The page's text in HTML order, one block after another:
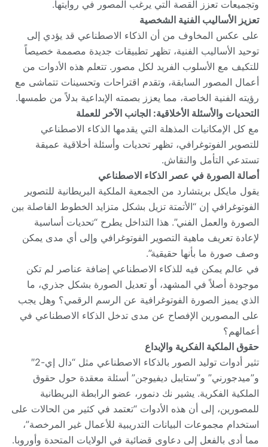
وتجميعات تعزز القصة التي يرغب المصور في روايتها.
تعزيز الأساليب الفنية الشخصية
على عكس المخاوف من أن الذكاء الاصطناعي قد يؤدي إلى
توحيد الأساليب الفنية، تظهر تطبيقات جديدة مصممة خصيصاً
للتكيف مع الأسلوب الفريد لكل مصور. تتعلم هذه الأدوات من
أعمال المصور السابقة، وتقدم اقتراحات وتحسينات تتماشى مع
رؤيته الفنية الخاصة، مما يعزز بصمته الإبداعية بدلاً من طمسها.
التحديات والأسئلة الأخلاقية: الجانب الآخر للعملة
مع كل الإمكانيات المذهلة التي يقدمها الذكاء الاصطناعي
للتصوير الفوتوغرافي، تظهر تحديات وأسئلة أخلاقية عميقة
تستدعي التأمل والنقاش.
أصالة الصورة في عصر الذكاء الاصطناعي
يقول مايكل بريتشارد من الجمعية الملكية البريطانية للتصوير
الفوتوغرافي إن “الأتمتة تزيل بشكل متزايد الخطوط الفاصلة بين
الصورة والعمل الفني”. هذا التداخل يطرح “تحديات أساسية
لإعادة تعريف ماهية التصوير الفوتوغرافي وإلى أي مدى يمكن
وصف صورة ما بأنها حقيقية”.
في عالم يمكن فيه للذكاء الاصطناعي إضافة عناصر لم تكن
موجودة أصلاً في المشهد، أو تعديل الصورة بشكل جذري، ما
الذي يميز الصورة الفوتوغرافية عن الرسم الرقمي؟ وهل يجب
على المصورين الإفصاح عن مدى تدخل الذكاء الاصطناعي في
أعمالهم؟
حقوق الملكية الفكرية والإبداع
تثير أدوات توليد الصور بالذكاء الاصطناعي مثل “دال إي-2″
و”ميدجورني” و”ستايبل ديفيوجن” أسئلة معقدة حول حقوق
الملكية الفكرية. يشير نك دنمور، عضو الرابطة البريطانية
للمصورين، إلى أن هذه الأدوات “تعتمد في كثير من الحالات على
استخدام مجموعات البيانات التدريبية للأعمال غير المرخصة”،
مما أدى بالفعل إلى دعاوى قضائية في الولايات المتحدة وأوروبا.